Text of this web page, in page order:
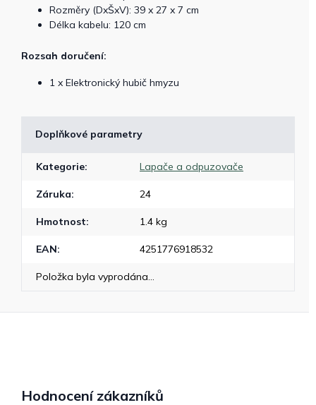
Rozměry (DxŠxV): 39 x 27 x 7 cm
Délka kabelu: 120 cm
Rozsah doručení:
1 x Elektronický hubič hmyzu
Doplňkové parametry
Kategorie: Lapače a odpuzovače
Záruka: 24
Hmotnost: 1.4 kg
EAN: 4251776918532
Položka byla vyprodána…
Hodnocení zákazníků